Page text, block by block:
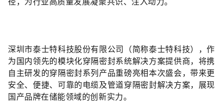
深圳市泰士特科技股份有限公司（简称泰士特科技），作
为国内领先的模块化穿隔密封系统解决方案提供商，将携
自主研发的穿隔密封系列产品重磅亮相本次盛会，带来更
安全、便捷、可靠的电缆及管道穿隔密封解决方案，展现
国产品牌在储能领域的创新实力。